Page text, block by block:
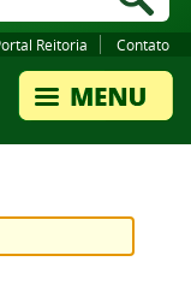
Reitoria Contato